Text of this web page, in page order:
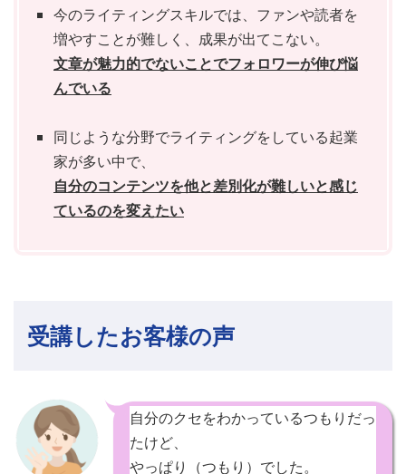
今のライティングスキルでは、ファンや読者を
増やすことが難しく、成果が出てこない。
文章が魅力的でないことでフォロワーが伸び悩
んでいる
同じような分野でライティングをしている起業
家が多い中で、
自分のコンテンツを他と差別化が難しいと感じ
ているのを変えたい
受講したお客様の声
自分のクセをわかっているつもりだっ
たけど、
やっぱり（つもり）でした。